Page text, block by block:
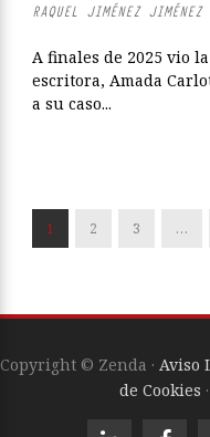
RAQUEL JIMÉNEZ JIMÉNEZ
A finales de 2025 vio
escritora, Amada
a su caso...
1 2 3 …
Copyright © Zenda · Aviso
de Cookies ·